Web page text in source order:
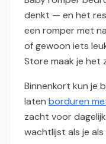
denkt — en het
een romper met
of gewoon iets
Store maak je het
Binnenkort kun je
laten borduren
zacht voor
wachtlijst als je